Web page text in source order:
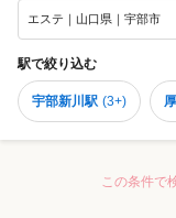
エステ｜山口県｜宇部市
駅で絞り込む
宇部新川駅 (3+)
この条件で